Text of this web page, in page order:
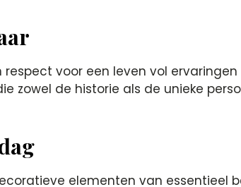
voor een leven vol ervaringen
de historie als de unieke
elementen van essentieel